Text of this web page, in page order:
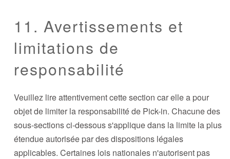
11. Avertissements et
limitations de
responsabilité
Veuillez lire attentivement cette section car elle a pour
objet de limiter la responsabilité de Pick-in. Chacune des
sous-sections ci-dessous s'applique dans la limite la plus
étendue autorisée par des dispositions légales
applicables. Certaines lois nationales n'autorisent pas